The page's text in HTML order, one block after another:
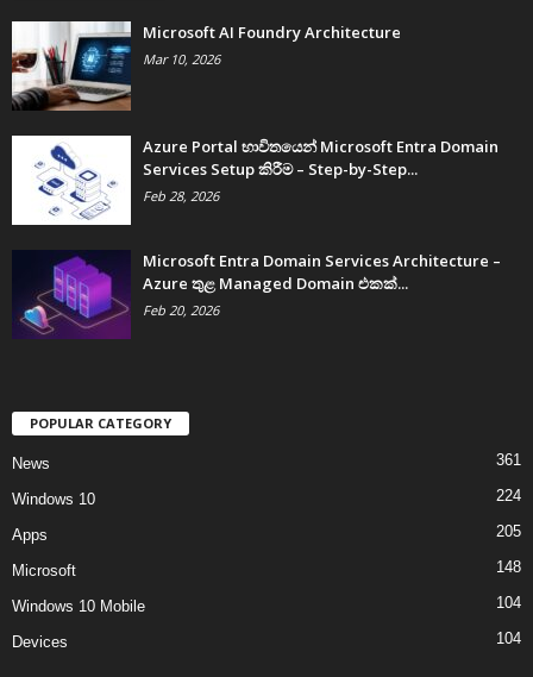
Microsoft AI Foundry Architecture
Mar 10, 2026
Azure Portal භාවිතයෙන් Microsoft Entra Domain
Services Setup කිරීම – Step-by-Step...
Feb 28, 2026
Microsoft Entra Domain Services Architecture –
Azure තුළ Managed Domain එකක්...
Feb 20, 2026
POPULAR CATEGORY
News 361
Windows 10 224
Apps 205
Microsoft 148
Windows 10 Mobile 104
Devices 104